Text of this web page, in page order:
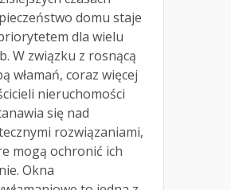
domu staje
dla wielu
W związku z rosnącą
włamań, coraz więcej
nieruchomości
się nad
rozwiązaniami,
mogą ochronić ich
Okna